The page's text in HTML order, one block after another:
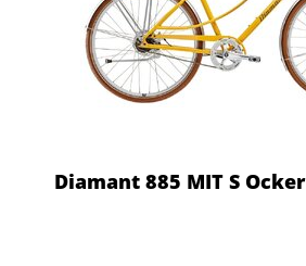
Diamant 885 MIT S Ocker